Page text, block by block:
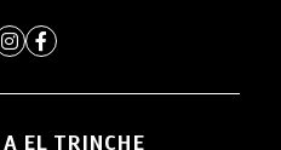
A EL TRINCHE